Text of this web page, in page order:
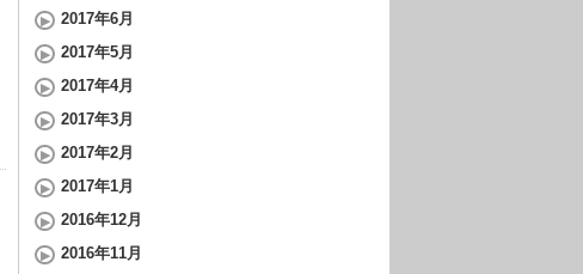
2017年6月
2017年5月
2017年4月
2017年3月
2017年2月
2017年1月
2016年12月
2016年11月